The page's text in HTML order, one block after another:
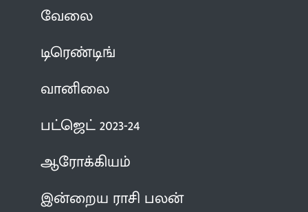
வேலை
டிரெண்டிங்
வானிலை
பட்ஜெட் 2023-24
ஆரோக்கியம்
இன்றைய ராசி பலன்